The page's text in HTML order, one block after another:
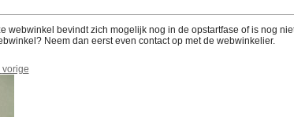
webwinkel bevindt zich mogelijk nog in de opstartfase of is nog
Neem dan eerst even contact op met de webwinkelier.
vorige